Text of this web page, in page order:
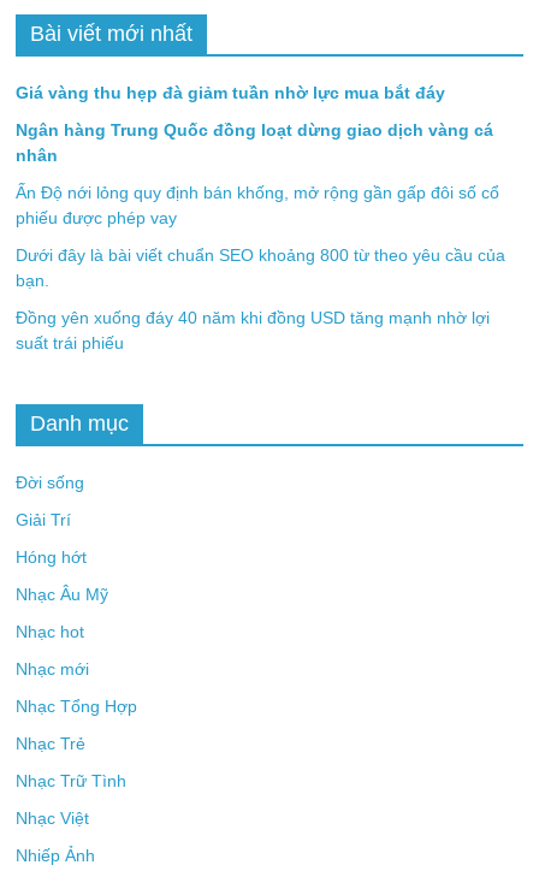
Bài viết mới nhất
Giá vàng thu hẹp đà giảm tuần nhờ lực mua bắt đáy
Ngân hàng Trung Quốc đồng loạt dừng giao dịch vàng cá
nhân
Ấn Độ nới lỏng quy định bán khống, mở rộng gần gấp đôi số cổ
phiếu được phép vay
Dưới đây là bài viết chuẩn SEO khoảng 800 từ theo yêu cầu của
bạn.
Đồng yên xuống đáy 40 năm khi đồng USD tăng mạnh nhờ lợi
suất trái phiếu
Danh mục
Đời sống
Giải Trí
Hóng hớt
Nhạc Âu Mỹ
Nhạc hot
Nhạc mới
Nhạc Tổng Hợp
Nhạc Trẻ
Nhạc Trữ Tình
Nhạc Việt
Nhiếp Ảnh